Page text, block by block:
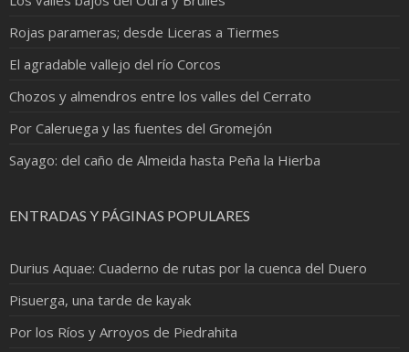
Rojas parameras; desde Liceras a Tiermes
El agradable vallejo del río Corcos
Chozos y almendros entre los valles del Cerrato
Por Caleruega y las fuentes del Gromejón
Sayago: del caño de Almeida hasta Peña la Hierba
ENTRADAS Y PÁGINAS POPULARES
Durius Aquae: Cuaderno de rutas por la cuenca del Duero
Pisuerga, una tarde de kayak
Por los Ríos y Arroyos de Piedrahita